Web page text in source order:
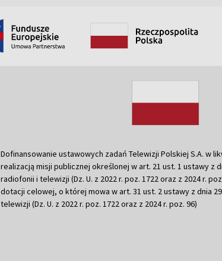
Dofinansowanie ustawowych zadań Telewizji Polskiej S.A. w
realizacją misji publicznej określonej w art. 21 ust. 1 ustawy z
radiofonii i telewizji (Dz. U. z 2022 r. poz. 1722 oraz z 2024 r.
dotacji celowej, o której mowa w art. 31 ust. 2 ustawy z dnia
telewizji (Dz. U. z 2022 r. poz. 1722 oraz z 2024 r. poz. 96)